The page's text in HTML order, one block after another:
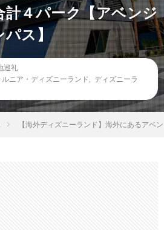
計４パーク【アベンジ
ス】
巡礼
ルニア・ディズニーランド
ディズニーラ
【海外ディズニーランド】海外にあるアベ